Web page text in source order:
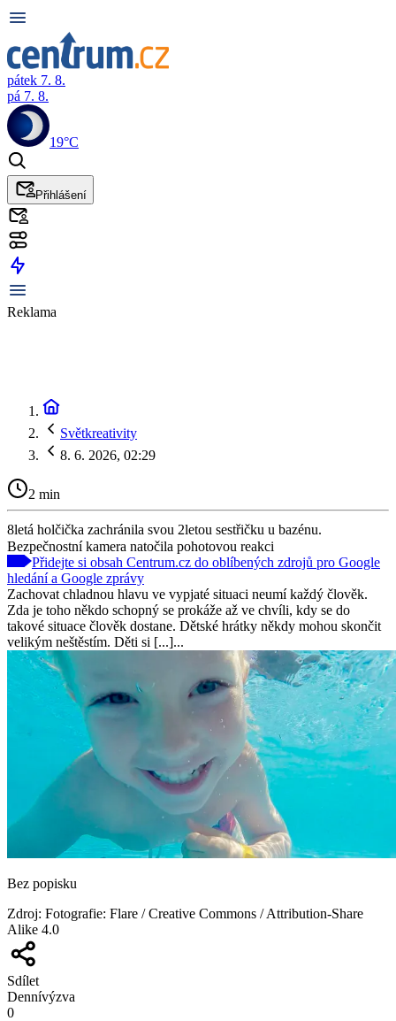
pátek 7. 8.
pá 7. 8.
19°C
Přihlášení
Reklama
Světkreativity
8. 6. 2026, 02:29
2 min
8letá holčička zachránila svou 2letou sestřičku u bazénu.
Bezpečnostní kamera natočila pohotovou reakci
Přidejte si obsah Centrum.cz do oblíbených zdrojů pro Google
hledání a Google zprávy
Zachovat chladnou hlavu ve vypjaté situaci neumí každý člověk.
Zda je toho někdo schopný se prokáže až ve chvíli, kdy se do
takové situace člověk dostane. Dětské hrátky někdy mohou skončit
velikým neštěstím. Děti si [...]...
Bez popisku
Zdroj: Fotografie: Flare / Creative Commons / Attribution-Share
Alike 4.0
Sdílet
Dennívýzva
0